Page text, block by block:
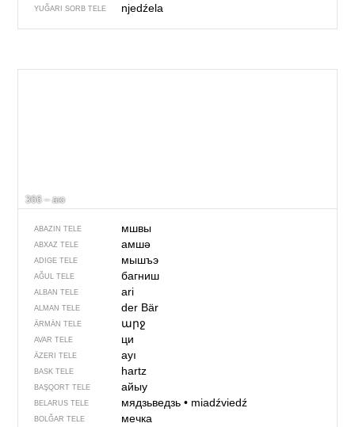
YUĞARI SORB TELE njedźela
366 – аю
ABAZIN TELE мшвы
ABXAZ TELE амшә
ADIGE TELE мышъэ
AĞUL TELE багниш
ALBAN TELE ari
ALMAN TELE der Bär
ÄRMÄN TELE արջ
AVAR TELE ци
ÄZERI TELE ayı
BASK TELE hartz
BAŞQORT TELE айыу
BELARUS TELE мядзьведзь• miadźviedź
BOLĞAR TELE мечка